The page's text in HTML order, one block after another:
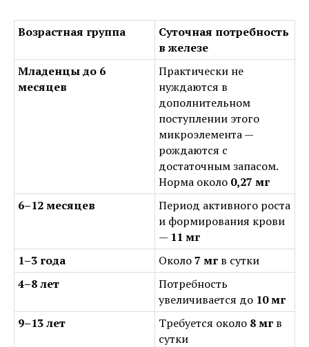
Возрастная группа
Суточная потребность
в железе
Младенцы до 6
месяцев
Практически не
нуждаются в
дополнительном
поступлении этого
микроэлемента —
рождаются с
достаточным запасом.
Норма около 0,27 мг
6–12 месяцев
Период активного роста
и формирования крови
— 11 мг
1–3 года
Около7 мг в сутки
4–8 лет
Потребность
увеличивается до 10 мг
9–13 лет
Требуется около 8 мг в
сутки